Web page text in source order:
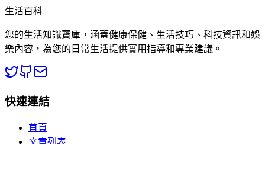
生活百科
您的生活知識寶庫，涵蓋健康保健、生活技巧、科技資訊和娛
樂內容，為您的日常生活提供實用指導和專業建議。
快速連結
首頁
文章列表